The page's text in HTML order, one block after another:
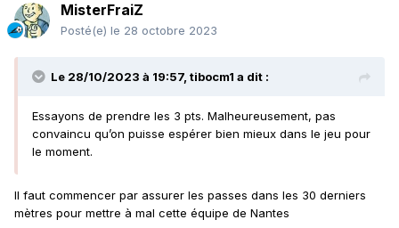
MisterFraiZ
Posté(e) le 28 octobre 2023
Le 28/10/2023 à 19:57, tibocm1 a dit :
Essayons de prendre les 3 pts. Malheureusement, pas
convaincu qu’on puisse espérer bien mieux dans le jeu pour
le moment.
Il faut commencer par assurer les passes dans les 30 derniers
mètres pour mettre à mal cette équipe de Nantes